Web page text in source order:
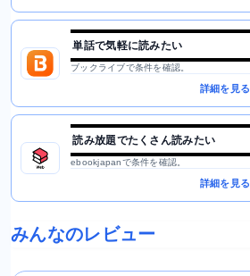
単話で気軽に読みたい
ブックライブで条件を確認。
詳細を見る
読み放題でたくさん読みたい
ebookjapanで条件を確認。
詳細を見る
みんなのレビュー